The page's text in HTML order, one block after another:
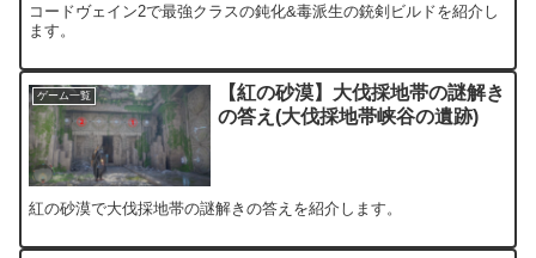
コードヴェイン2で最強クラスの鈍化&毒派生の銃剣ビルドを紹介し
ます。
ゲーム一覧
【紅の砂漠】大伐採地帯の謎解き
の答え(大伐採地帯峡谷の遺跡)
紅の砂漠で大伐採地帯の謎解きの答えを紹介します。